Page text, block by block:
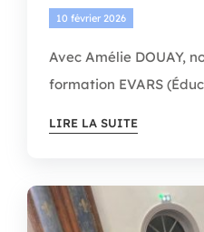
10 février 2026
Avec Amélie DOUAY,
formation EVARS
LIRE LA SUITE